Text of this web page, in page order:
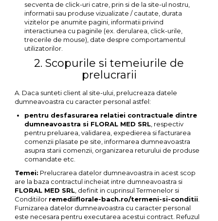
secventa de click-uri catre, prin si de la site-ul nostru,
informatii sau produse vizualizate / cautate, durata
vizitelor pe anumite pagini, informatii privind
interactiunea cu paginile (ex. derularea, click-urile,
trecerile de mouse), date despre comportamentul
utilizatorilor.
2. Scopurile si temeiurile de
prelucrarii
A. Daca sunteti client al site-ului, prelucreaza datele
dumneavoastra cu caracter personal astfel:
pentru desfasurarea relatiei contractuale dintre
dumneavoastra si FLORAL MED SRL , respectiv
pentru preluarea, validarea, expedierea si facturarea
comenzii plasate pe site, informarea dumneavoastra
asupra starii comenzii, organizarea returului de produse
comandate etc.
Temei: Prelucrarea datelor dumneavoastra in acest scop
are la baza contractul incheiat intre dumneavoastra si
FLORAL MED SRL , definit in cuprinsul Termenelor si
Conditiilor remediiflorale-bach.ro/termeni-si-conditii
Furnizarea datelor dumneavoastra cu caracter personal
este necesara pentru executarea acestui contract. Refuzul